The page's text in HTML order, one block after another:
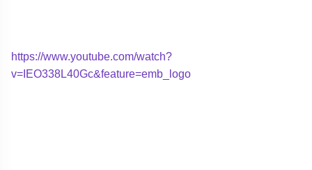
https://www.youtube.com/watch?
v=IEO338L40Gc&feature=emb_logo